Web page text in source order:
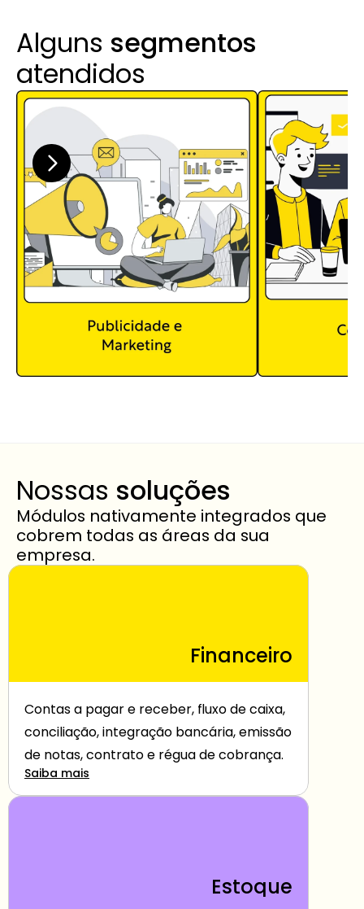
Alguns segmentos
atendidos
Nossas soluções
Módulos nativamente integrados que
cobrem todas as áreas da sua
empresa.
Financeiro
Contas a pagar e receber, fluxo de caixa,
conciliação, integração bancária, emissão
de notas, contrato e régua de cobrança.
Saiba mais
Estoque